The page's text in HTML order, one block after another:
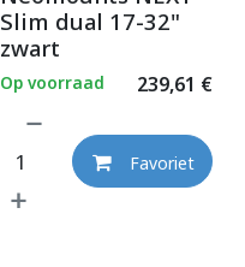
Slim dual 17-32"
zwart
239,61 €
Op voorraad
Favoriet